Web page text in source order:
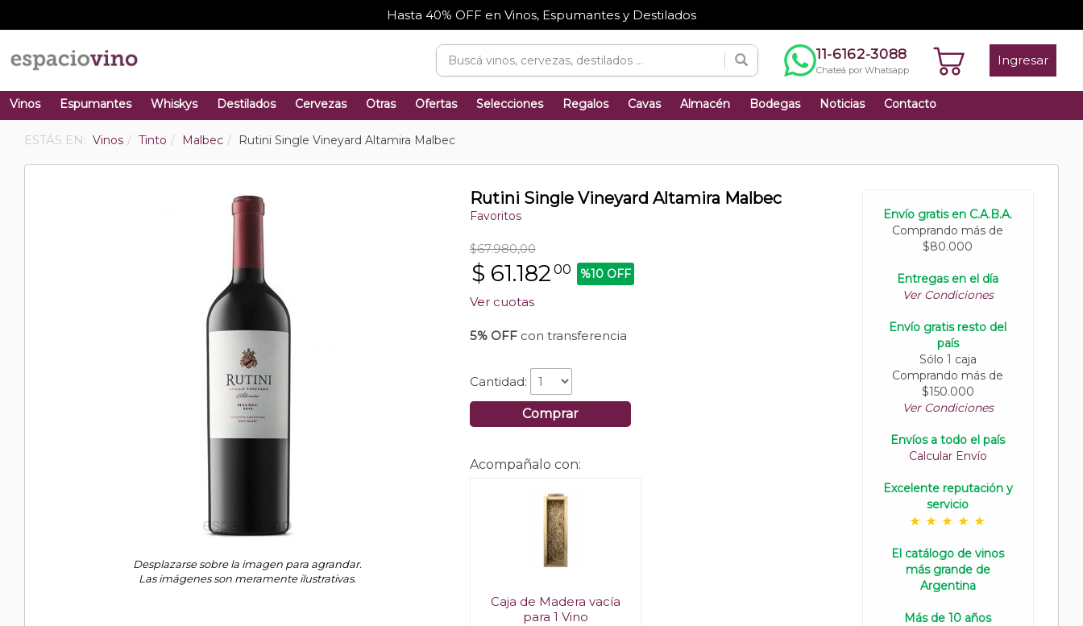
Hasta 40% OFF en Vinos, Espumantes y Destilados
11-6162-3088
Chateá por Whatsapp
Ingresar
Vinos Espumantes Whiskys Destilados Cervezas Otras Ofertas Selecciones Regalos Cavas Almacén Bodegas Noticias Contacto
ESTÁS EN: Vinos Tinto Malbec Rutini Single Vineyard Altamira Malbec
Desplazarse sobre la imagen para agrandar.
Las imágenes son meramente ilustrativas.
Rutini Single Vineyard Altamira Malbec
Favoritos
$67.980,00
$ 61.182 00 %10 OFF
Ver cuotas
5% OFFcon transferencia
Cantidad:
Comprar
Acompañalo con:
Caja de Madera vacía
para 1 Vino
Envío gratis en C.A.B.A.
Comprando más de
$80.000
Entregas en el día
Ver Condiciones
Envío gratis resto del
país
Sólo 1 caja
Comprando más de
$150.000
Ver Condiciones
Envíos a todo el país
Calcular Envío
Excelente reputación y
servicio
El catálogo de vinos
más grande de
Argentina
Más de 10 años